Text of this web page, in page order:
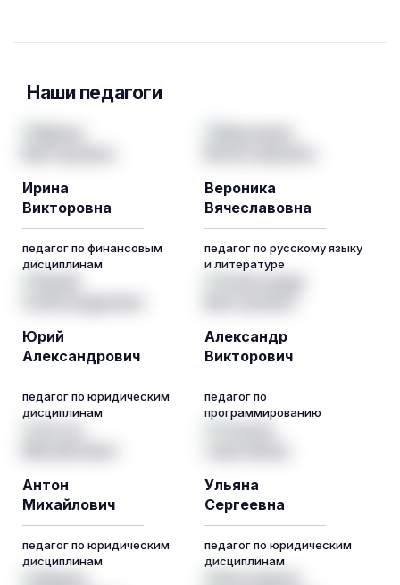
Наши педагоги
Ирина
Викторовна
педагог по финансовым
дисциплинам
Вероника
Вячеславовна
педагог по русскому языку
и литературе
Юрий
Александрович
педагог по юридическим
дисциплинам
Александр
Викторович
педагог по
программированию
Антон
Михайлович
педагог по юридическим
дисциплинам
Ульяна
Сергеевна
педагог по юридическим
дисциплинам